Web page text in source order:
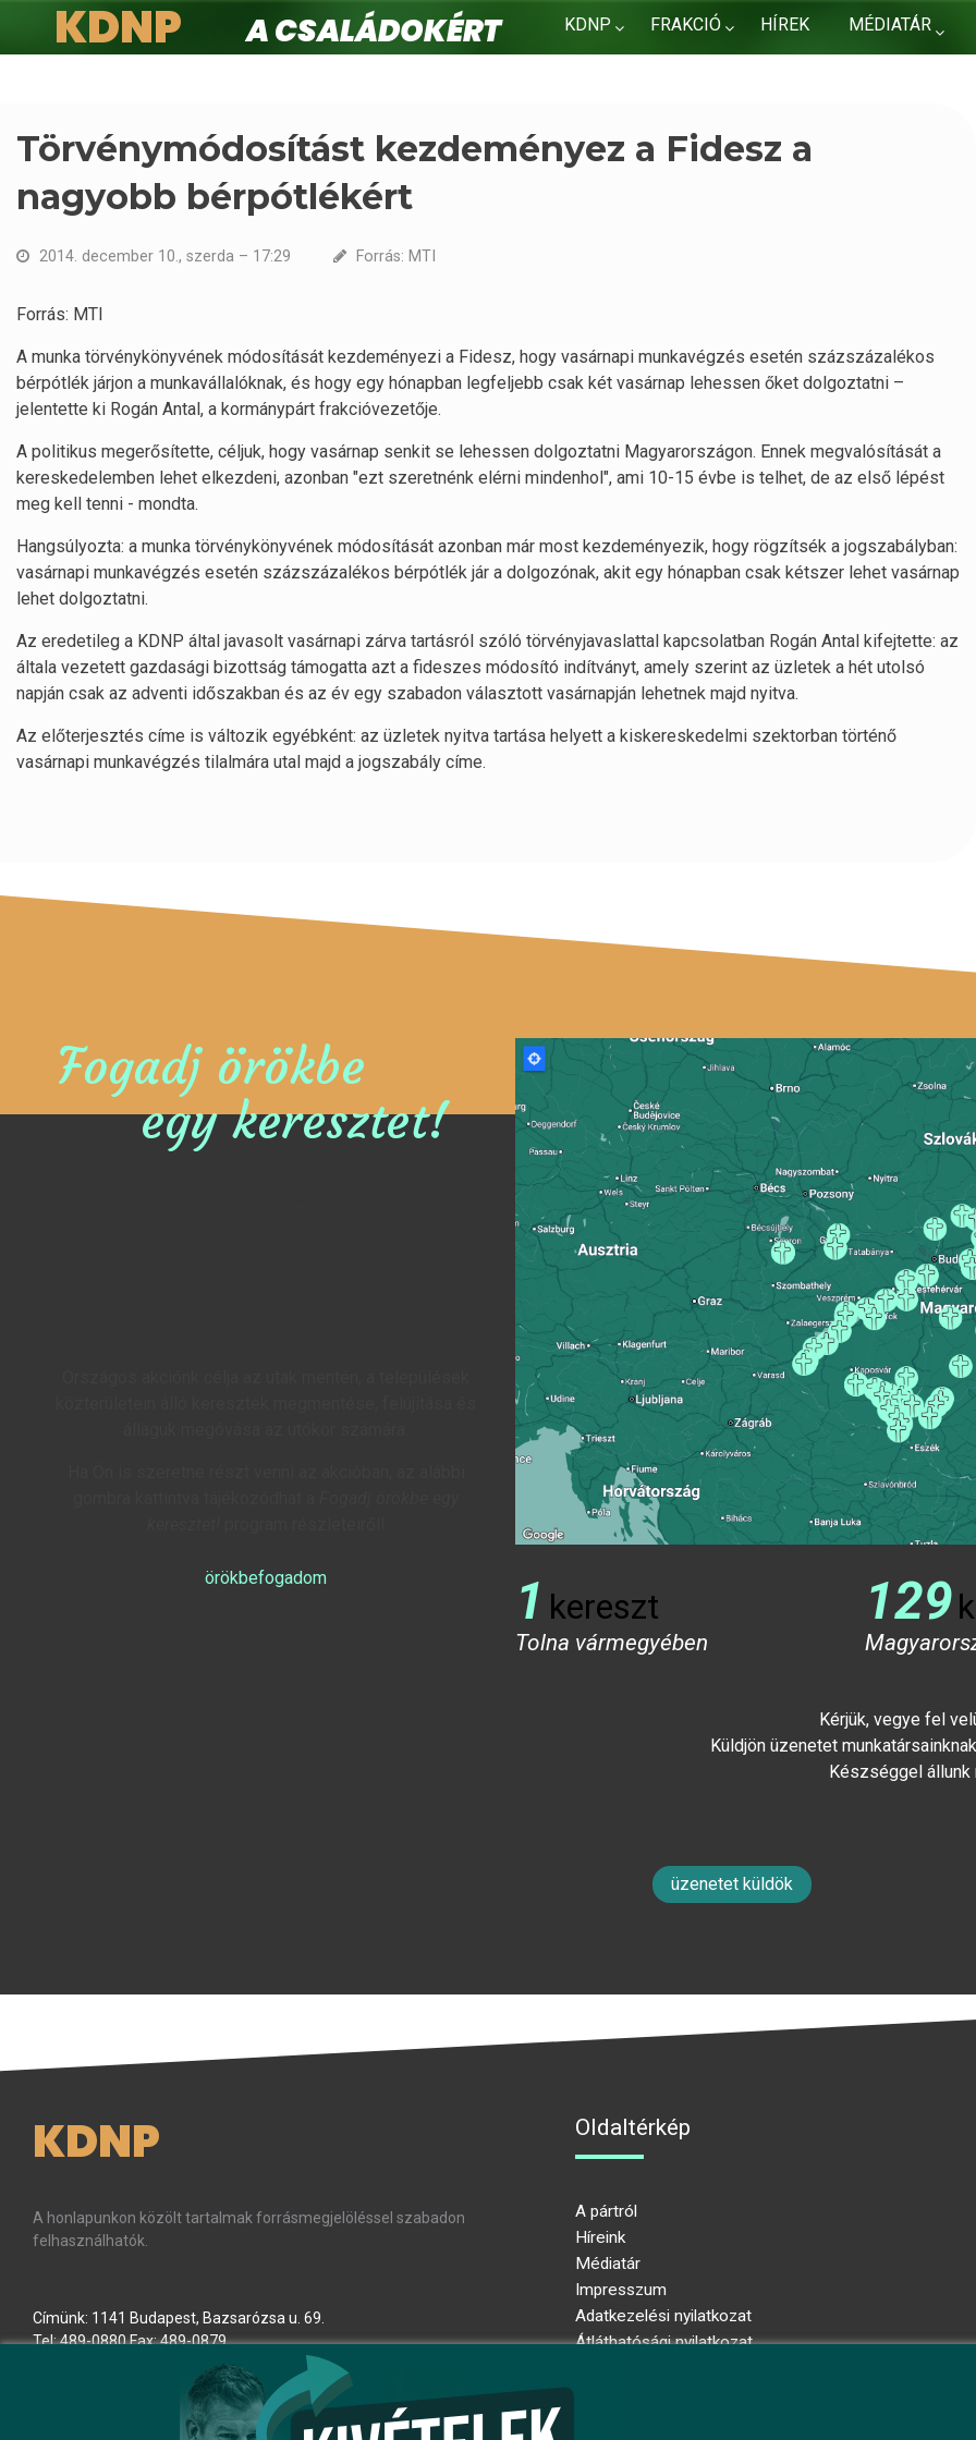
KDNP FRAKCIÓ HÍREK MÉDIATÁR
KDNP
A családokért.
Törvénymódosítást kezdeményez a Fidesz a
nagyobb bérpótlékért
2014. december 10., szerda – 17:29 Forrás: MTI
Forrás: MTI
A munka törvénykönyvének módosítását kezdeményezi a Fidesz, hogy vasárnapi munkavégzés esetén százszázalékos
bérpótlék járjon a munkavállalóknak, és hogy egy hónapban legfeljebb csak két vasárnap lehessen őket dolgoztatni –
jelentette ki Rogán Antal, a kormánypárt frakcióvezetője.
A politikus megerősítette, céljuk, hogy vasárnap senkit se lehessen dolgoztatni Magyarországon. Ennek megvalósítását a
kereskedelemben lehet elkezdeni, azonban "ezt szeretnénk elérni mindenhol", ami 10-15 évbe is telhet, de az első lépést
meg kell tenni - mondta.
Hangsúlyozta: a munka törvénykönyvének módosítását azonban már most kezdeményezik, hogy rögzítsék a jogszabályban:
vasárnapi munkavégzés esetén százszázalékos bérpótlék jár a dolgozónak, akit egy hónapban csak kétszer lehet vasárnap
lehet dolgoztatni.
Az eredetileg a KDNP által javasolt vasárnapi zárva tartásról szóló törvényjavaslattal kapcsolatban Rogán Antal kifejtette: az
általa vezetett gazdasági bizottság támogatta azt a fideszes módosító indítványt, amely szerint az üzletek a hét utolsó
napján csak az adventi időszakban és az év egy szabadon választott vasárnapján lehetnek majd nyitva.
Az előterjesztés címe is változik egyébként: az üzletek nyitva tartása helyett a kiskereskedelmi szektorban történő
vasárnapi munkavégzés tilalmára utal majd a jogszabály címe.
Fogadj örökbe
egy keresztet!
örökbefogadom 1 kereszt
Tolna vármegyében
129
Kérjük, vegye fel
Küldjön üzenetet
Készséggel
üzenetet küldök
KDNP
A honlapunkon közölt tartalmak forrásmegjelöléssel szabadon
felhasználhatók.
Címünk: 1141 Budapest, Bazsarózsa u. 69.
Tel: 489-0880 Fax: 489-0879
hu(kdnp[at]kdnp[dot]hu)
Oldaltérkép
A pártról
Híreink
Médiatár
Impresszum
Adatkezelési nyilatkozat
Átláthatósági nyilatkozat